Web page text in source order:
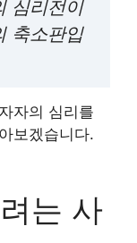
심리전이
축소판입
자의 심리를
보겠습니다.
는 사